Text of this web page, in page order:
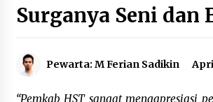
Hari Kedua Kaji Tiru di DIY,
PNBP 400 Juta dari Kasus
Surganya Seni dan
Pewarta: M Ferian Sadikin
“Pemkab HST sangat mengapresiasi